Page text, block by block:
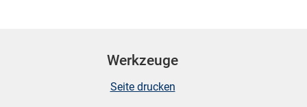
Werkzeuge
Seite drucken